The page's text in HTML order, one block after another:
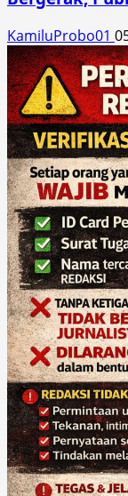
KamiluProbo01